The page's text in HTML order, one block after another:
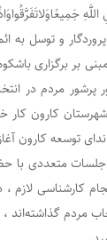
پروردگار و توسل
بر برگزاری
مردم در
کارون کار
توسعه کارون
متعددی با
کارشناسی لازم
مردم گذاشته‌اند ،